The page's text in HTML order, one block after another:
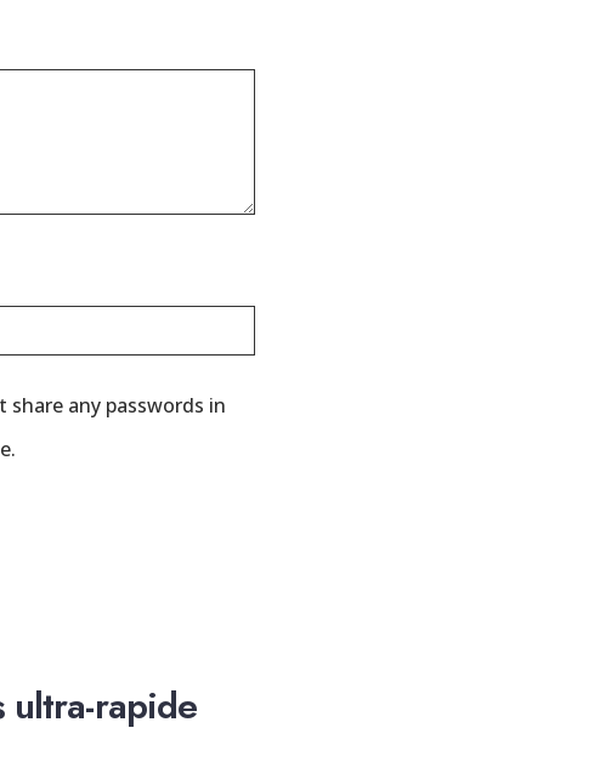
any passwords in
ultra-rapide